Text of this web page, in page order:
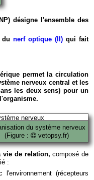
désigne l'ensemble des
du nerf optique (II) qui fait
permet la circulation
nerveux central et les
les deux sens) pour un
du système nerveux
(Figure :
vetopsy.fr)
vie de relation, composé de
:
(récepteurs